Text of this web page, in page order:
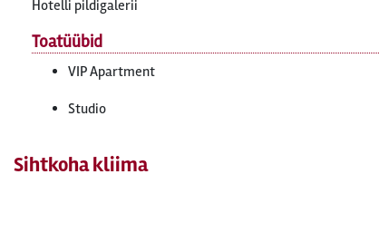
Hotelli pildigalerii
Toatüübid
VIP Apartment
Studio
Sihtkoha kliima